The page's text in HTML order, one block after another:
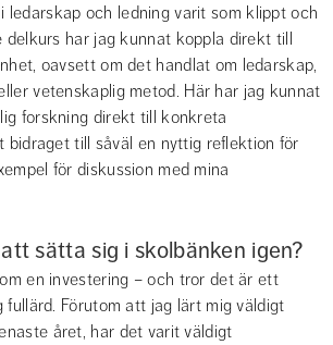
ledarskap och ledning varit som klippt och
delkurs har jag kunnat koppla direkt till
oavsett om det handlat om ledarskap,
vetenskaplig metod. Här har jag kunnat
forskning direkt till konkreta
bidraget till såväl en nyttig reflektion för
för diskussion med mina
sätta sig i skolbänken igen?
en investering – och tror det är ett
fullärd. Förutom att jag lärt mig väldigt
året, har det varit väldigt